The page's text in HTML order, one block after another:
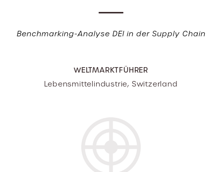
Benchmarking-Analyse DEI in der Supply Chain
WELTMARKTFÜHRER
Lebensmittelindustrie, Switzerland